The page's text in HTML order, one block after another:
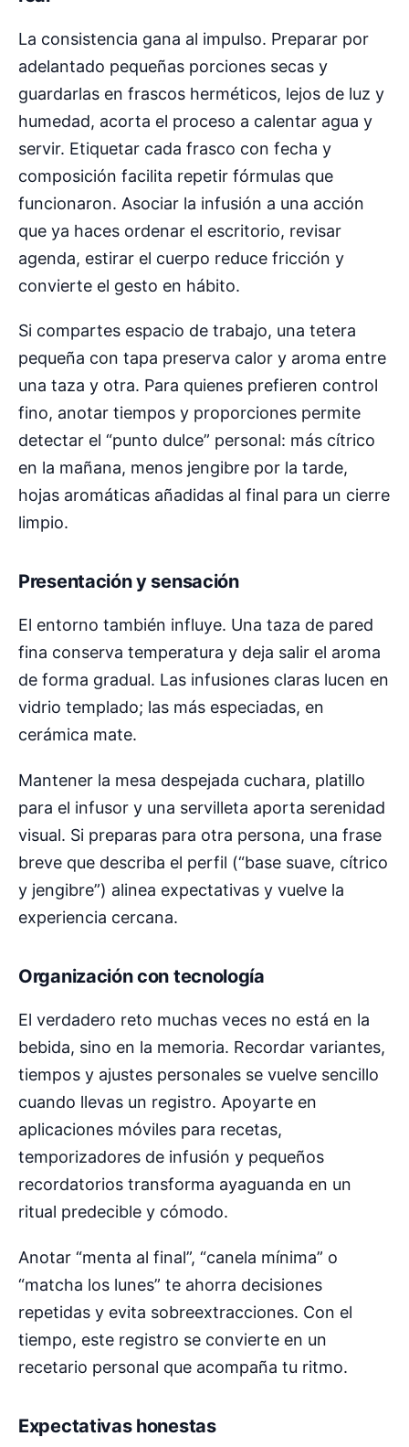
La consistencia gana al impulso. Preparar por
adelantado pequeñas porciones secas y
guardarlas en frascos herméticos, lejos de luz y
humedad, acorta el proceso a calentar agua y
servir. Etiquetar cada frasco con fecha y
composición facilita repetir fórmulas que
funcionaron. Asociar la infusión a una acción
que ya haces ordenar el escritorio, revisar
agenda, estirar el cuerpo reduce fricción y
convierte el gesto en hábito.
Si compartes espacio de trabajo, una tetera
pequeña con tapa preserva calor y aroma entre
una taza y otra. Para quienes prefieren control
fino, anotar tiempos y proporciones permite
detectar el “punto dulce” personal: más cítrico
en la mañana, menos jengibre por la tarde,
hojas aromáticas añadidas al final para un cierre
limpio.
Presentación y sensación
El entorno también influye. Una taza de pared
fina conserva temperatura y deja salir el aroma
de forma gradual. Las infusiones claras lucen en
vidrio templado; las más especiadas, en
cerámica mate.
Mantener la mesa despejada cuchara, platillo
para el infusor y una servilleta aporta serenidad
visual. Si preparas para otra persona, una frase
breve que describa el perfil (“base suave, cítrico
y jengibre”) alinea expectativas y vuelve la
experiencia cercana.
Organización con tecnología
El verdadero reto muchas veces no está en la
bebida, sino en la memoria. Recordar variantes,
tiempos y ajustes personales se vuelve sencillo
cuando llevas un registro. Apoyarte en
aplicaciones móviles para recetas,
temporizadores de infusión y pequeños
recordatorios transforma ayaguanda en un
ritual predecible y cómodo.
Anotar “menta al final”, “canela mínima” o
“matcha los lunes” te ahorra decisiones
repetidas y evita sobreextracciones. Con el
tiempo, este registro se convierte en un
recetario personal que acompaña tu ritmo.
Expectativas honestas